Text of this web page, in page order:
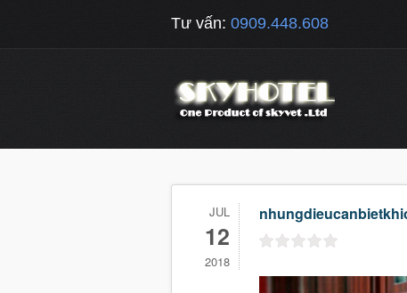
Tư vấn: 0909.448.608
JUL
12
2018